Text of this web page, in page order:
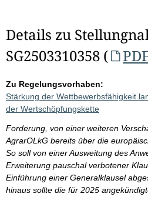
Details zu
SG2503310358 (
Zu Regelungsvorhaben:
Stärkung der Wettbewerbsfähigkeit
der Wertschöpfungskette
Forderung, von einer weiteren
AgrarOLkG bereits über die
So soll von einer Ausweitung des
Erweiterung pauschal verbotener
Einführung einer Generalklausel
hinaus sollte die für 2025